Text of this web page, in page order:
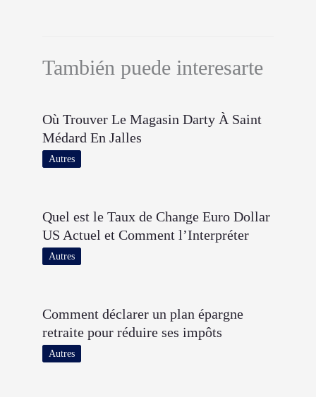
También puede interesarte
Où Trouver Le Magasin Darty À Saint
Médard En Jalles
Autres
Quel est le Taux de Change Euro Dollar
US Actuel et Comment l’Interpréter
Autres
Comment déclarer un plan épargne
retraite pour réduire ses impôts
Autres